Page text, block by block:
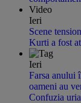
Video
Ieri
Scene
Kurti a fost
Ieri
Farsa anului
oameni au
Confuzia